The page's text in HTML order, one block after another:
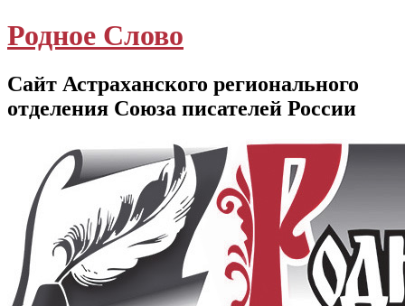
Родное Слово
Сайт Астраханского регионального
отделения Союза писателей России